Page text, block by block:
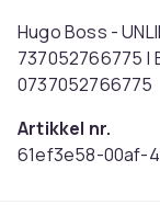
Hugo Boss -
737052766775 |
0737052766775
Artikkel nr.
61ef3e58-00af-